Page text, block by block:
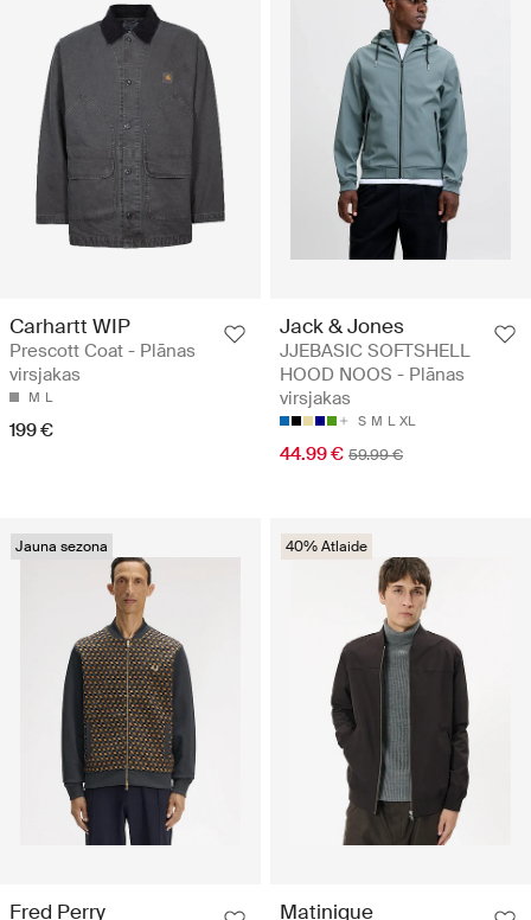
Carhartt WIP
Prescott Coat - Plānas
virsjakas
M L
199 €
Jack & Jones
JJEBASIC SOFTSHELL
HOOD NOOS - Plānas
virsjakas
S M L XL
44.99 € 59.99 €
Jauna sezona
Fred Perry
40% Atlaide
Matinique